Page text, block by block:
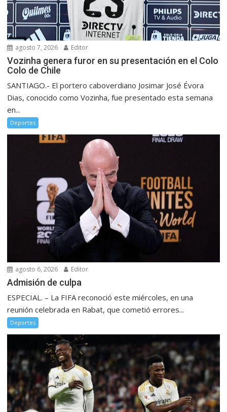
agosto 7, 2026 Editor
Vozinha genera furor en su presentación en el Colo
Colo de Chile
SANTIAGO.- El portero caboverdiano Josimar José Évora
Dias, conocido como Vozinha, fue presentado esta semana
en...
Deportes
agosto 6, 2026 Editor
Admisión de culpa
ESPECIAL. – La FIFA reconoció este miércoles, en una
reunión celebrada en Rabat, que cometió errores...
Deportes